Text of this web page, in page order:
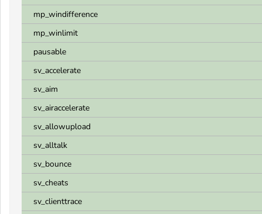
mp_windifference
mp_winlimit
pausable
sv_accelerate
sv_aim
sv_airaccelerate
sv_allowupload
sv_alltalk
sv_bounce
sv_cheats
sv_clienttrace